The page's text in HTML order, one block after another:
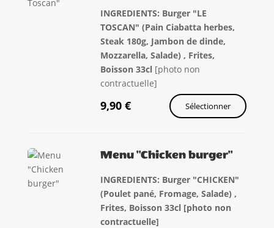
INGREDIENTS: Burger "LE
TOSCAN" (Pain Ciabatta herbes,
Steak 180g, Jambon de dinde,
Mozzarella, Salade) , Frites,
Boisson 33cl[photo non
contractuelle]
9,90 € Sélectionner
Menu "Chicken burger"
INGREDIENTS: Burger "CHICKEN"
(Poulet pané, Fromage, Salade) ,
Frites, Boisson 33cl [photo non
contractuelle]